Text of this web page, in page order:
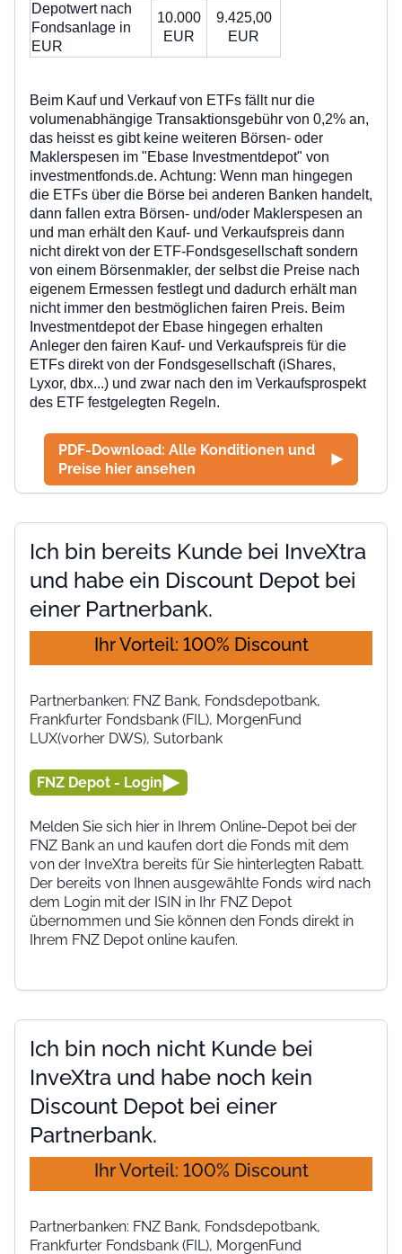
Depotwert nach
Fondsanlage in
EUR
10.000
EUR
9.425,00
EUR
Beim Kauf und Verkauf von ETFs fällt nur die
volumenabhängige Transaktionsgebühr von 0,2% an,
das heisst es gibt keine weiteren Börsen- oder
Maklerspesen im "Ebase Investmentdepot" von
investmentfonds.de. Achtung: Wenn man hingegen
die ETFs über die Börse bei anderen Banken handelt,
dann fallen extra Börsen- und/oder Maklerspesen an
und man erhält den Kauf- und Verkaufspreis dann
nicht direkt von der ETF-Fondsgesellschaft sondern
von einem Börsenmakler, der selbst die Preise nach
eigenem Ermessen festlegt und dadurch erhält man
nicht immer den bestmöglichen fairen Preis. Beim
Investmentdepot der Ebase hingegen erhalten
Anleger den fairen Kauf- und Verkaufspreis für die
ETFs direktvon der Fondsgesellschaft (iShares,
Lyxor, dbx...) und zwar nach den im Verkaufsprospekt
des ETF festgelegten Regeln.
PDF-Download: Alle Konditionen und
Preise hier ansehen
Ich bin bereits Kunde bei InveXtra
und habe ein Discount Depot bei
einer Partnerbank.
Ihr Vorteil: 100% Discount
Partnerbanken: FNZ Bank, Fondsdepotbank,
Frankfurter Fondsbank (FIL), MorgenFund
LUX(vorher DWS), Sutorbank
FNZ Depot - Login
Melden Sie sich hier in Ihrem Online-Depot bei der
FNZ Bank an und kaufen dort die Fonds mit dem
von der InveXtra bereits für Sie hinterlegten Rabatt.
Der bereits von Ihnen ausgewählte Fonds wird nach
dem Login mit der ISIN in Ihr FNZ Depot
übernommen und Sie können den Fonds direkt in
Ihrem FNZ Depot online kaufen.
Ich bin noch nicht Kunde bei
InveXtra und habe noch kein
Discount Depot bei einer
Partnerbank.
Ihr Vorteil: 100% Discount
Partnerbanken: FNZ Bank, Fondsdepotbank,
Frankfurter Fondsbank (FIL), MorgenFund